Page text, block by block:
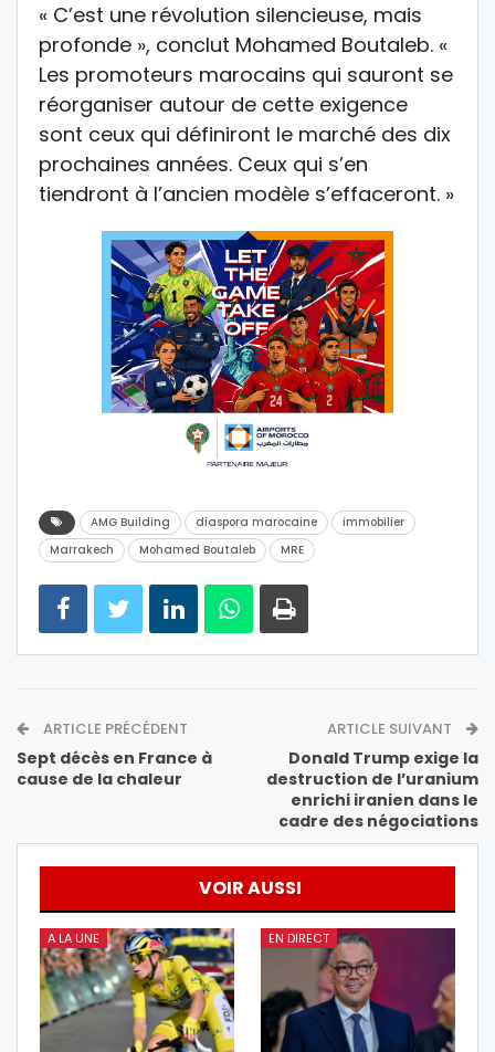
« C’est une révolution silencieuse, mais
profonde », conclut Mohamed Boutaleb. «
Les promoteurs marocains qui sauront se
réorganiser autour de cette exigence
sont ceux qui définiront le marché des dix
prochaines années. Ceux qui s’en
tiendront à l’ancien modèle s’effaceront. »
AMG Building diaspora marocaine
immobilier
Marrakech
Mohamed Boutaleb MRE
ARTICLE PRÉCÉDENT
Sept décès en France à
cause de la chaleur
ARTICLE SUIVANT
Donald Trump exige la
destruction de l’uranium
enrichi iranien dans le
cadre des négociations
VOIR AUSSI
A LA UNE EN DIRECT